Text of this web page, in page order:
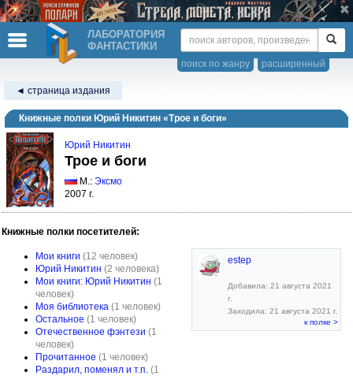
ЛАБОРАТОРИЯ
ФАНТАСТИКИ
расширенный
поиск по жанру
◄ страница издания
Книжные полки Юрий Никитин «Трое и боги»
Юрий Никитин
Трое и боги
М.: Эксмо
2007 г.
Книжные полки посетителей:
Мои книги (12 человек)
Юрий Никитин (2 человека)
Мои книги: Юрий Никитин (1
человек)
Моя библиотека (1 человек)
Остальное (1 человек)
Отечественное фэнтези (1
человек)
Прочитанное (1 человек)
Раздарил, поменял и т.п. (1
estep
Добавила: 21 августа 2021
г.
Заходила: 21 августа 2021 г.
к полке >